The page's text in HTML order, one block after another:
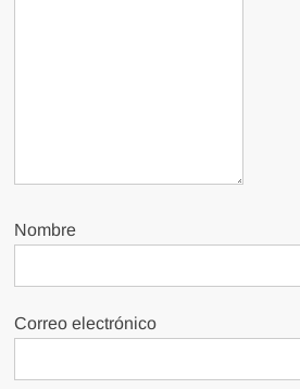
Nombre
Correo electrónico